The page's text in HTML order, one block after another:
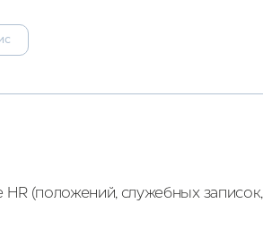
(положений, служебных записок,